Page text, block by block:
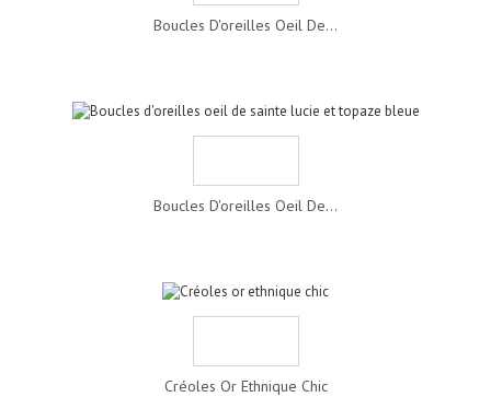
Boucles D'oreilles Oeil De...
Boucles D'oreilles Oeil De...
Créoles Or Ethnique Chic